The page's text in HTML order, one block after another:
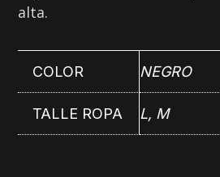
alta.
COLOR NEGRO
TALLE ROPA L, M